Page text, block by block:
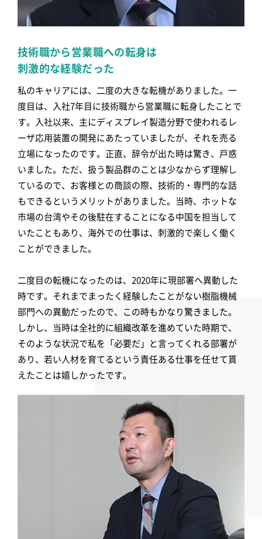
技術職から営業職への転身は
刺激的な経験だった
私のキャリアには、二度の大きな転機がありました。一
度目は、入社7年目に技術職から営業職に転身したことで
す。入社以来、主にディスプレイ製造分野で使われるレ
ーザ応用装置の開発にあたっていましたが、それを売る
立場になったのです。正直、辞令が出た時は驚き、戸惑
いました。ただ、扱う製品群のことは少なからず理解し
ているので、お客様との商談の際、技術的・専門的な話
もできるというメリットがありました。当時、ホットな
市場の台湾やその後駐在することになる中国を担当して
いたこともあり、海外での仕事は、刺激的で楽しく働く
ことができました。
二度目の転機になったのは、2020年に現部署へ異動した
時です。それまでまったく経験したことがない樹脂機械
部門への異動だったので、この時もかなり驚きました。
しかし、当時は全社的に組織改革を進めていた時期で、
そのような状況で私を「必要だ」と言ってくれる部署が
あり、若い人材を育てるという責任ある仕事を任せて貰
えたことは嬉しかったです。